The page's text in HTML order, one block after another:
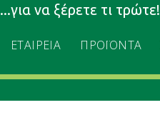
...για να ξέρετε τι τρώτε!
ΕΤΑΙΡΕΙΑ ΠΡΟΪΟΝΤΑ